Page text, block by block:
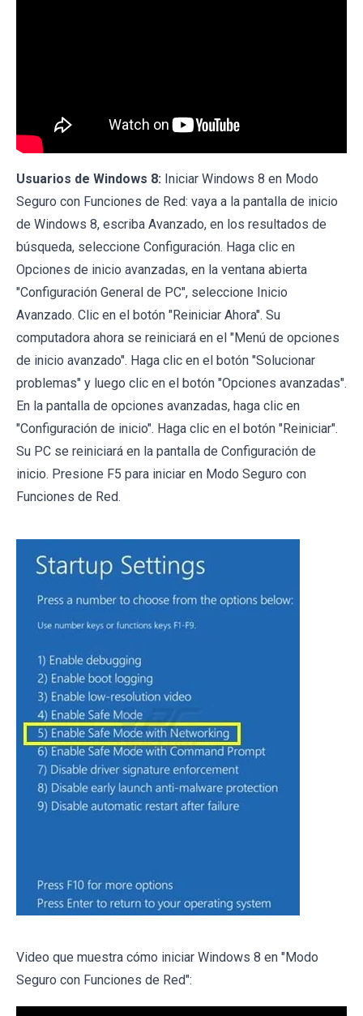
Usuarios de Windows 8: Iniciar Windows 8 en Modo
Seguro con Funciones de Red: vaya a la pantalla de inicio
de Windows 8, escriba Avanzado, en los resultados de
búsqueda, seleccione Configuración. Haga clic en
Opciones de inicio avanzadas, en la ventana abierta
"Configuración General de PC", seleccione Inicio
Avanzado. Clic en el botón "Reiniciar Ahora". Su
computadora ahora se reiniciará en el "Menú de opciones
de inicio avanzado". Haga clic en el botón "Solucionar
problemas" y luego clic en el botón "Opciones avanzadas".
En la pantalla de opciones avanzadas, haga clic en
"Configuración de inicio". Haga clic en el botón "Reiniciar".
Su PC se reiniciará en la pantalla de Configuración de
inicio. Presione F5 para iniciar en Modo Seguro con
Funciones de Red.
Video que muestra cómo iniciar Windows 8 en "Modo
Seguro con Funciones de Red":